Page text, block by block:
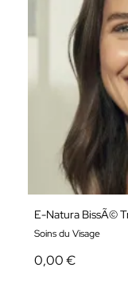
Soins du Visage
0,00 €